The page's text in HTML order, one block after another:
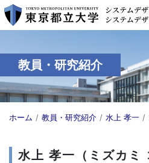
教員・研究紹介
ホーム 教員・研究紹介 水上 孝一
水上 孝一（ミズカミ